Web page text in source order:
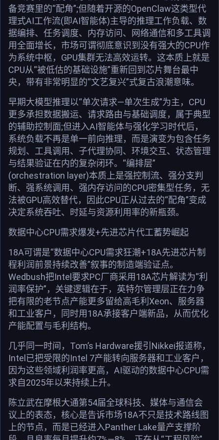
备竞赛里的“配角”;但随着开源的OpenClaw这类型代
理式AI工作流(即AI智能体)主导的推理工作负载、数
据编排、任务调度、内存访问、网络通信和多工具调
用全面增长，市场可谓彻底意识到没有强大的CPU作
为系统中枢，GPU集群无法高效运转。这本质上就是
CPU从“被低估的基础设施”重新回到芯片舞台最中
央，带有非常明显的“文艺复兴”式复古浪潮意味。
早期大模型推理以“单次请求—单次生成”为主，CPU
更多承担数据搬运、请求路由与基础调度，属于典型
的辅助控制面;但进入AI智能体与强化学习时代后，
系统负载不再是单一前向推理，而是演变为包含任务
规划、工具调用、子代理协同、环境交互、状态管理
与结果验证在内的复杂闭环。“编排层”
(orchestration layer)本质上是强控制流、强分支判
断、强系统调用、强内存访问的CPU密集型任务，无
法被GPU高效替代，因此CPU正从过去的“配角”变成
决定系统吞吐、时延与资源利用率的新瓶颈。
数据中心CPU需求爆发+先进芯片代工蓄势崛起
18A可谓是“数据中心CPU需求狂潮+18A先进芯片制
程利润前景持续改善”叙事的制造端验证点。
Wedbush把Intel要求PC厂商采用18A芯片解读为“利
润率保护”，关键逻辑在于，英特尔管理层正在力争
把有限的老节点产能更多留给高毛利Xeon、服务器
和工业客户，同时用18A承接客户端新品，从而优化
产能配置与毛利结构。
几乎同一时间，Tom’s Hardware援引Nikkei报道称，
Intel已把受限的Intel 7产能转向服务器和工业客户，
因为这些领域利润率更高，AI驱动的数据中心CPU需
求自2025年以来持续上升。
陈立武在摩根大通第54届全球科技、媒体与通信会
议上的表态，核心是告诉市场18A不只是技术路线图
上的节点，而是已经进入Panther Lake量产支撑阶